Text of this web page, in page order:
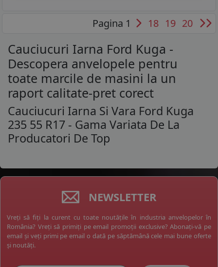
Pagina 1 18 19 20
Cauciucuri Iarna Ford Kuga -
Descopera anvelopele pentru
toate marcile de masini la un
raport calitate-pret corect
Cauciucuri Iarna Si Vara Ford Kuga
235 55 R17 - Gama Variata De La
Producatori De Top
NEWSLETTER
Vreți să fiți la curent cu toate noutățile în industria anvelopelor în
România? Vreți să primiți pe email promoții exclusive? Abonați-vă pe
email și veți primi pe email o dată pe săptămână cele mai bune oferte
și noutăți.